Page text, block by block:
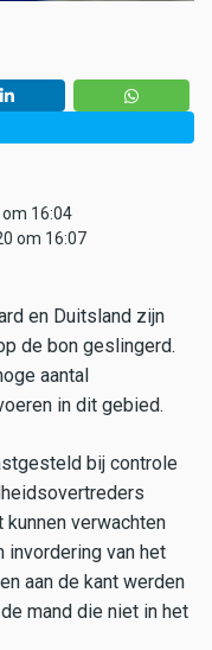
16:04
om 16:07
en Duitsland zijn
de bon geslingerd.
aantal
in dit gebied.
bij controle
verwachten
van het
aan de kant werden
mand die niet in het